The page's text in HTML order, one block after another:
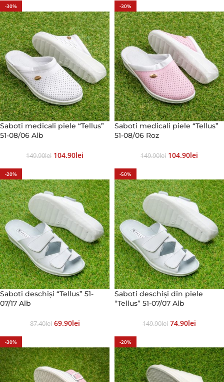
-30%
Saboti medicali piele “Tellus”
51-08/06 Alb
149.90Lei 104.90Lei
-30%
Saboti medicali piele “Tellus”
51-08/06 Roz
149.90Lei 104.90Lei
-20%
Saboti deschiși “Tellus” 51-
07/17 Alb
87.40Lei 69.90Lei
-50%
Saboti deschiși din piele
“Tellus” 51-07/07 Alb
149.90Lei 74.90Lei
-30% -20%